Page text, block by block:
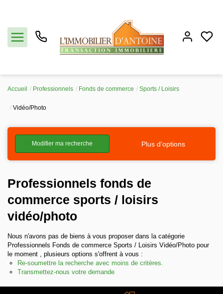
Acheter
Vendre
Estimation
Notre agence
Partenaires
Nos avis
Contact
Accueil Professionnels Fonds de commerce Sports / Loisirs
Vidéo/Photo
Modifier ma recherche Plus d'options
Professionnels fonds de
commerce sports / loisirs
vidéo/photo
Nous n'avons pas de biens à vous proposer dans la catégorie
Professionnels Fonds de commerce Sports / Loisirs Vidéo/Photo pour
le moment , plusieurs options s'offrent à vous :
Re-soumettre la recherche avec moins de critères.
Transmettez-nous votre demande